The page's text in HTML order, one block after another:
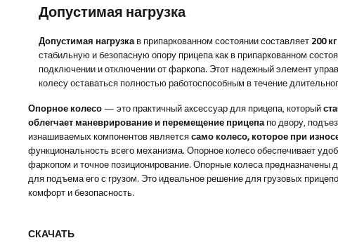
Допустимая нагрузка
Допустимая нагрузкав припаркованном состоянии составляет 200 кг
стабильную и безопасную опору прицепа как в припаркованном
подключении и отключении от фаркопа. Этот надежный элемент
колесу оставаться полностью работоспособным в течение
Опорное колесо— это практичный аксессуар для прицепа, который
облегчает маневрирование и перемещение прицепапо двору,
изнашиваемых компонентов являетсясамо колесо, которое при
функциональность всего механизма. Опорное колесо обеспечивает
фаркопом и точное позиционирование. Опорные колеса
для подъема его с грузом. Это идеальное решение для грузовых
комфорт и безопасность.
СКАЧАТЬ